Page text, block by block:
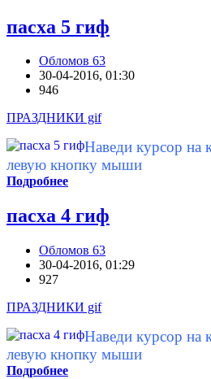
пасха 5 гиф
Обломов 63
30-04-2016, 01:30
946
ПРАЗДНИКИ gif
Наведи курсор на
левую кнопку мыши
Подробнее
пасха 4 гиф
Обломов 63
30-04-2016, 01:29
927
ПРАЗДНИКИ gif
Наведи курсор на
левую кнопку мыши
Подробнее